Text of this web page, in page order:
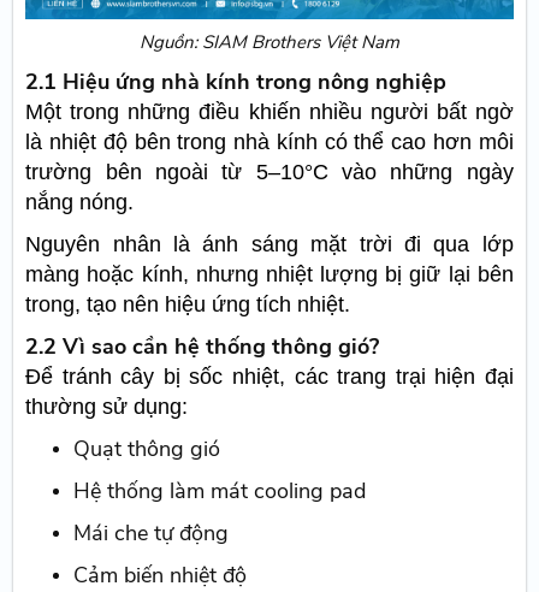
Nguồn: SIAM Brothers Việt Nam
2.1 Hiệu ứng nhà kính trong nông nghiệp
Một trong những điều khiến nhiều người bất ngờ
là nhiệt độ bên trong nhà kính có thể cao hơn môi
trường bên ngoài từ 5–10°C vào những ngày
nắng nóng.
Nguyên nhân là ánh sáng mặt trời đi qua lớp
màng hoặc kính, nhưng nhiệt lượng bị giữ lại bên
trong, tạo nên hiệu ứng tích nhiệt.
2.2 Vì sao cần hệ thống thông gió?
Để tránh cây bị sốc nhiệt, các trang trại hiện đại
thường sử dụng:
Quạt thông gió
Hệ thống làm mát cooling pad
Mái che tự động
Cảm biến nhiệt độ